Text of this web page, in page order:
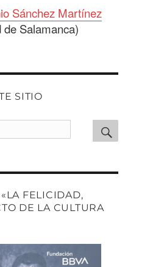
Sánchez Martínez
de Salamanca)
SITIO
FELICIDAD,
DE LA CULTURA